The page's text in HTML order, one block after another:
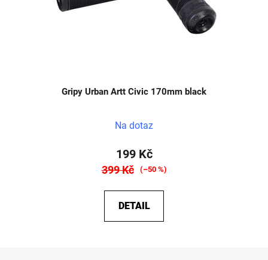
Gripy Urban Artt Civic 170mm black
Na dotaz
199 Kč
399 Kč (–50 %)
DETAIL